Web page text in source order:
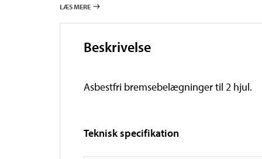
LÆS MERE
Beskrivelse
Asbestfri bremsebelægninger til 2 hjul.
Teknisk specifikation